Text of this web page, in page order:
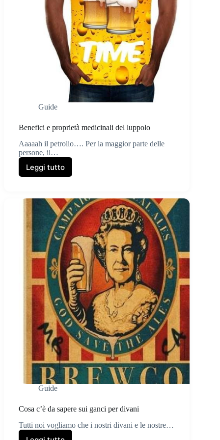
Guide
Benefici e proprietà medicinali del luppolo
Aaaaah il petrolio…. Per la maggior parte delle
persone, il…
Leggi tutto
Benefici
medicinali
del
luppolo
Guide
Cosa c’è da sapere sui ganci per divani
Tutti noi vogliamo che i nostri divani e le nostre…